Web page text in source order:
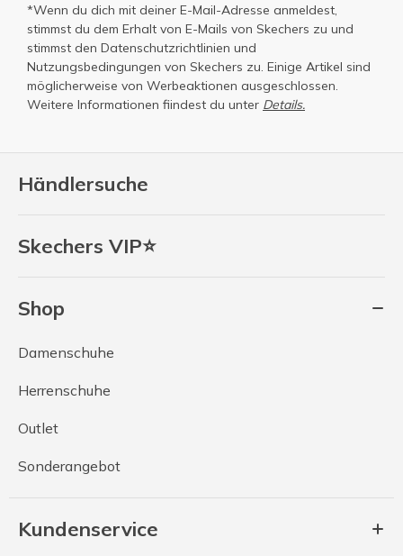
Händlersuche
Skechers VIP⭐
Shop
Damenschuhe
Herrenschuhe
Outlet
Sonderangebot
Kundenservice
*Wenn du dich mit deiner E-Mail-Adresse anmeldest,
stimmst du dem Erhalt von E-Mails von Skechers zu und
stimmst den Datenschutzrichtlinien und
Nutzungsbedingungen von Skechers zu. Einige Artikel sind
möglicherweise von Werbeaktionen ausgeschlossen.
Weitere Informationen fiindest du unter Details.